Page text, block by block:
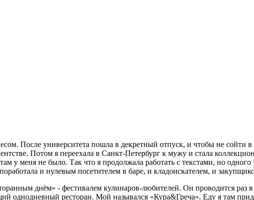
После университета пошла в декретный отпуск, и чтобы не сойти
Потом я переехала в Санкт-Петербург к мужу и стала
у меня не было. Так что я продолжала работать с текстами, но
и нулевым посетителем в баре, и кладоискателем, и
днём» - фестивалем кулинаров-любителей. Он проводится раз
однодневный ресторан. Мой назывался «Кура&Греча». Еду я там